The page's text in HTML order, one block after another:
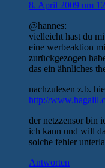
8. April 2009 um
@hannes:
vielleicht hast du
eine werbeaktion
zurückgezogen
das ein ähnliches
nachzulesen z.b.
http://
der netzzensor bin
ich kann und will
solche fehler
Antworten